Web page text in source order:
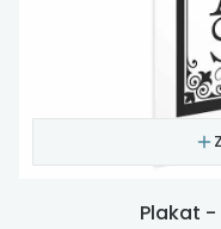
Plakat -